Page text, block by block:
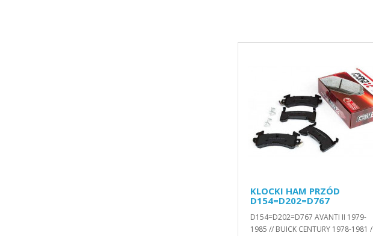
KLOCKI HAM PRZÓD
D154=D202=D767
D154=D202=D767 AVANTI II 1979-
1985 // BUICK CENTURY 1978-1981 /